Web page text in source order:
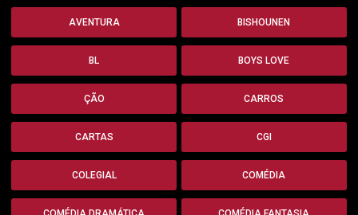
AVENTURA BISHOUNEN
BL BOYS LOVE
ÇÃO CARROS
CARTAS CGI
COLEGIAL COMÉDIA